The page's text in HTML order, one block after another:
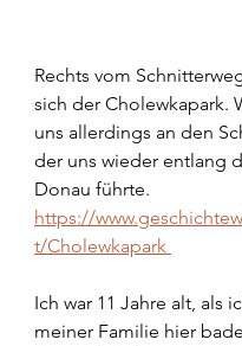
Rechts vom
sich der Cholewkapark.
uns allerdings an den
der uns wieder entlang
Donau führte.
https://
t/Cholewkapark
Ich war 11 Jahre alt, als
meiner Familie hier